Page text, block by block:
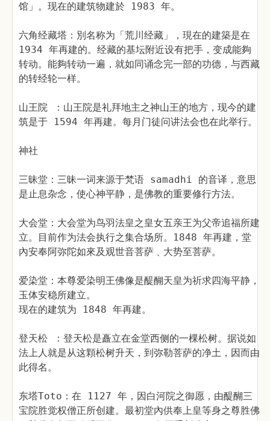
馆」。现在的建筑物建於 1983 年。
六角经藏塔：別名称为「荒川经藏」，現在的建築是在
1934 年再建的。经藏的基坛附近设有把手，变成能夠
转动。能夠转动一遍，就如同诵念完一部的功德，与西藏
的转经轮一样。
山王院 ：山王院是礼拜地主之神山王的地方，现今的建
筑是于 1594 年再建。每月门徒问讲法会也在此举行。
神社
三昧堂：三昧一词来源于梵语 samadhi 的音译，意思
是止息杂念，使心神平静，是佛教的重要修行方法。
大会堂：大会堂为鸟羽法皇之皇女五亲王为父帝追福所建
立。目前作为法会执行之集合场所。1848 年再建，堂
內安奉阿弥陀如來及观世音菩萨﹑大势至菩萨。
爱染堂：本尊爱染明王佛像是醍醐天皇为祈求四海平静，
玉体安稳所建立。
现在的建筑为 1848 年再建。
登天松 ：登天松是矗立在金堂西侧的一棵松树。据说如
法上人就是从这顆松树升天，到弥勒菩萨的净土，因而由
此得名。
东塔Toto：在 1127 年，因白河院之御愿，由醍醐三
宝院胜觉权僧正所创建。最初堂內供奉上皇等身之尊胜佛